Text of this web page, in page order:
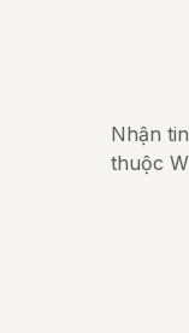
Nhận
thuộc